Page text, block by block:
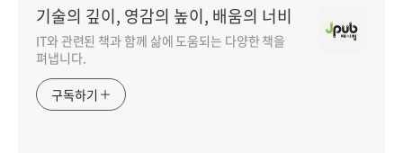
기술의 깊이, 영감의 높이, 배움의 너비
IT와 관련된 책과 함께 삶에 도움되는 다양한 책을
펴냅니다.
구독하기